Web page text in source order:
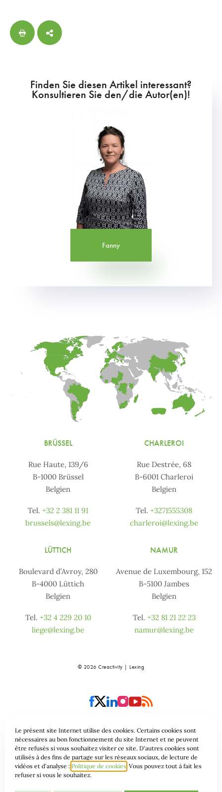
Finden Sie diesen Artikel interessant?
Konsultieren Sie den/die Autor(en)!
Fanny
BRÜSSEL
Rue Haute, 139/6
B-1000 Brüssel
Belgien
Tel. +32 2 381 11 91
brussels@lexing.be
CHARLEROI
Rue Destrée, 68
B-6001 Charleroi
Belgien
Tel. +3271555308
charleroi@lexing.be
LÜTTICH
Boulevard d’Avroy, 280
B-4000 Lüttich
Belgien
Tel. +32 4 229 20 10
liege@lexing.be
NAMUR
Avenue de Luxembourg, 152
B-5100 Jambes
Belgien
Tel. +32 81 21 22 23
namur@lexing.be
© 2026 Creactivity | Lexing
Sitemap Datenschutzrichtlinie & Cookies
Allgemeine geschäftsbedingungen
Le présent site Internet utilise des cookies. Certains cookies sont
nécessaires au bon fonctionnement du site Internet et ne peuvent
être refusés si vous souhaitez visiter ce site. D'autres cookies sont
utilisés à des fins de partage sur les réseaux sociaux, de lecture de
vidéos et d'analyse : Politique de cookies Vous pouvez tout à fait les
refuser si vous le souhaitez.